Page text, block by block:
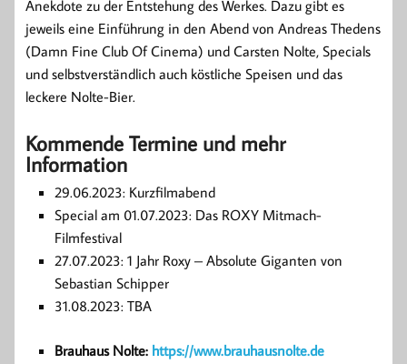
Anekdote zu der Entstehung des Werkes. Dazu gibt es
jeweils eine Einführung in den Abend von Andreas Thedens
(Damn Fine Club Of Cinema) und Carsten Nolte, Specials
und selbstverständlich auch köstliche Speisen und das
leckere Nolte-Bier.
Kommende Termine und mehr
Information
29.06.2023: Kurzfilmabend
Special am 01.07.2023: Das ROXY Mitmach-
Filmfestival
27.07.2023: 1 Jahr Roxy – Absolute Giganten von
Sebastian Schipper
31.08.2023: TBA
Brauhaus Nolte: https://www.brauhausnolte.de